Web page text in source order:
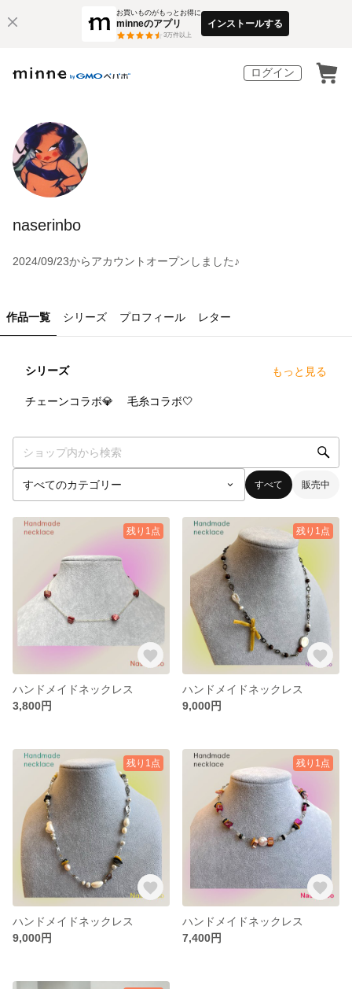
お買いものがもっとお得に
minneのアプリ
3万件以上
インストールする
ログイン
naserinbo
2024/09/23からアカウントオープンしました♪
作品一覧 シリーズ プロフィール レター
シリーズ もっと見る
チェーンコラボ💎 毛糸コラボ🤍
すべて 販売中
残り1点
ハンドメイドネックレス
3,800円
残り1点
ハンドメイドネックレス
9,000円
残り1点
ハンドメイドネックレス
9,000円
残り1点
ハンドメイドネックレス
7,400円